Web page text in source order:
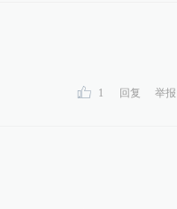
1 回复 举报